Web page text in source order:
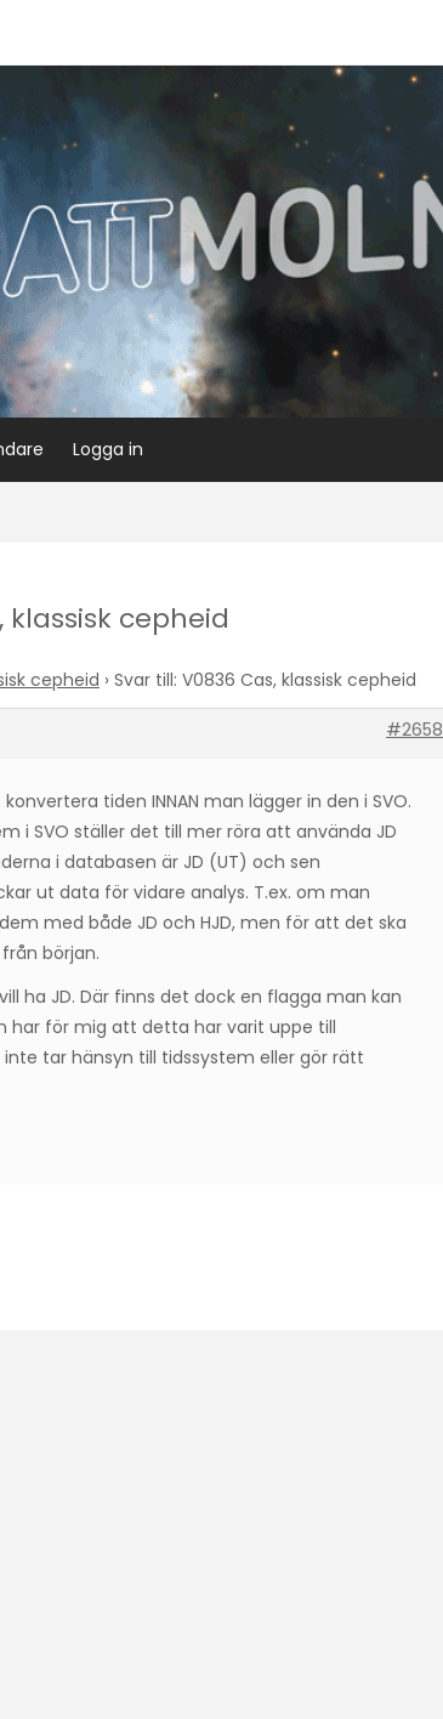
Logga in
klassisk cepheid
cepheid › Svar till: V0836 Cas, klassisk cepheid
#2658
tiden INNAN man lägger in den i SVO.
i SVO ställer det till mer röra att använda JD
i databasen är JD (UT) och sen
ut data för vidare analys. T.ex. om man
med både JD och HJD, men för att det ska
början.
ha JD. Där finns det dock en flagga man kan
har för mig att detta har varit uppe till
tar hänsyn till tidssystem eller gör rätt